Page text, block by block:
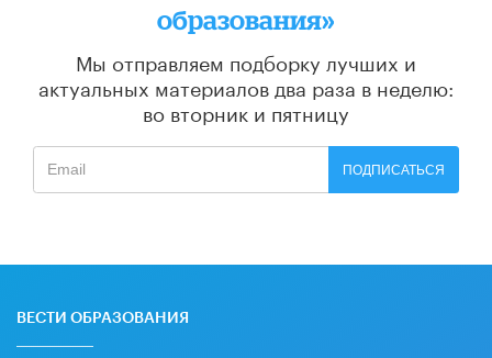
образования»
Мы отправляем подборку лучших и
актуальных материалов два раза в неделю:
во вторник и пятницу
ПОДПИСАТЬСЯ
ВЕСТИ ОБРАЗОВАНИЯ